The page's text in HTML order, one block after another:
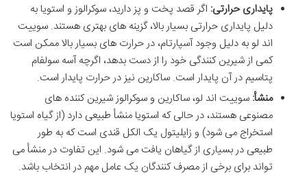
پایداری حرارتی: اگر قصد پخت و پز دارید، سوکرالوز و استویا به
دلیل پایداری حرارتی بسیار بالا، گزینه های بهتری هستند. سوییت
اند لو به دلیل وجود آسپارتام، در حرارت های بسیار بالا ممکن است
کمی از شیرین کنندگی خود را از دست بدهد، اگرچه آسه سولفام
پتاسیم در آن پایدار است. ساکارین نیز در حرارت پایدار است.
منشأ: سوییت اند لو، ساکارین و سوکرالوز شیرین کننده های
مصنوعی هستند، در حالی که استویا منشأ طبیعی دارد (از گیاه استویا
استخراج می شود) و زایلیتول یک الکل قندی است که به طور
طبیعی در بسیاری از گیاهان یافت می شود. این تفاوت در منشأ می
تواند برای برخی از مصرف کنندگان یک عامل مهم در انتخاب باشد.